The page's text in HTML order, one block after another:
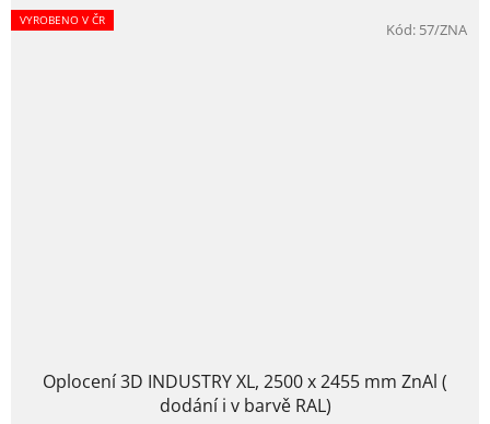
VYROBENO V ČR
Oplocení 3D INDUSTRY XL, 2500 x 2455 mm ZnAl (
dodání i v barvě RAL)
Kód: 57/ZNA